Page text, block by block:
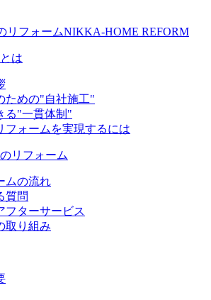
リフォームNIKKA-HOME REFORM
は
ための"自社施工"
る"一貫体制"
フォームを実現するには
リフォーム
ムの流れ
質問
フターサービス
取り組み